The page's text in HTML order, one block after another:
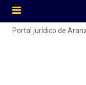
Portal jurídico de